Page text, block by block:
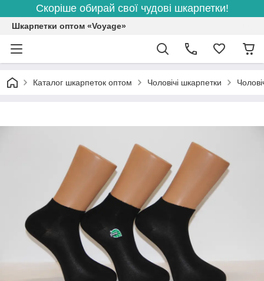
Скоріше обирай свої чудові шкарпетки!
Шкарпетки оптом «Voyage»
Каталог шкарпеток оптом Чоловічі шкарпетки